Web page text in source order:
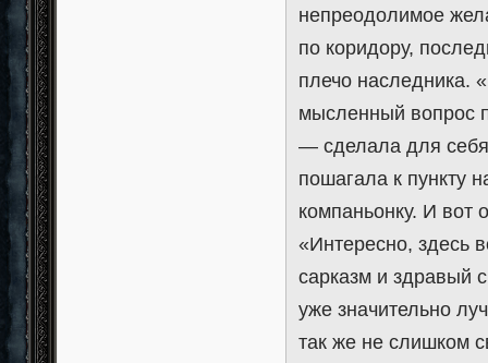
непреодолимое
по коридору,
плечо наследника.
мысленный вопрос
— сделала для
пошагала к пункту
компаньонку. И вот
«Интересно, здесь
сарказм и здравый
уже значительно
так же не слишком